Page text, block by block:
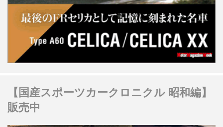
【国産スポーツカークロニクル 昭和編】
販売中